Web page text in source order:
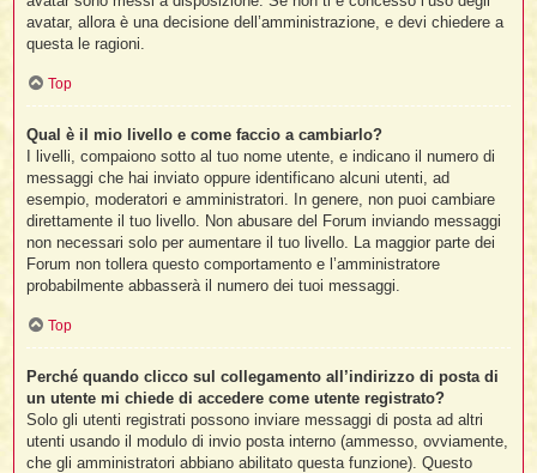
avatar, allora è una decisione dell’amministrazione, e devi chiedere a
questa le ragioni.
Top
Qual è il mio livello e come faccio a cambiarlo?
I livelli, compaiono sotto al tuo nome utente, e indicano il numero di
messaggi che hai inviato oppure identificano alcuni utenti, ad
esempio, moderatori e amministratori. In genere, non puoi cambiare
direttamente il tuo livello. Non abusare del Forum inviando messaggi
non necessari solo per aumentare il tuo livello. La maggior parte dei
Forum non tollera questo comportamento e l’amministratore
probabilmente abbasserà il numero dei tuoi messaggi.
Top
Perché quando clicco sul collegamento all’indirizzo di posta di
un utente mi chiede di accedere come utente registrato?
Solo gli utenti registrati possono inviare messaggi di posta ad altri
utenti usando il modulo di invio posta interno (ammesso, ovviamente,
che gli amministratori abbiano abilitato questa funzione). Questo